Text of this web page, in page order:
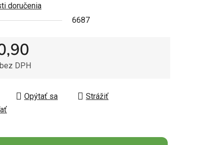
doručenia
6687
DPH
Opýtať sa
Strážiť